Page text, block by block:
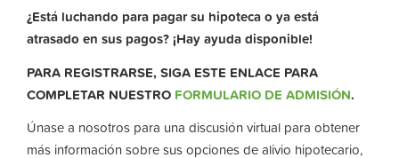
¿Está luchando para pagar su hipoteca o ya está
atrasado en sus pagos? ¡Hay ayuda disponible!
PARA REGISTRARSE, SIGA ESTE ENLACE PARA
COMPLETAR NUESTRO FORMULARIO DE ADMISIÓN.
Únase a nosotros para una discusión virtual para obtener
más información sobre sus opciones de alivio hipotecario,